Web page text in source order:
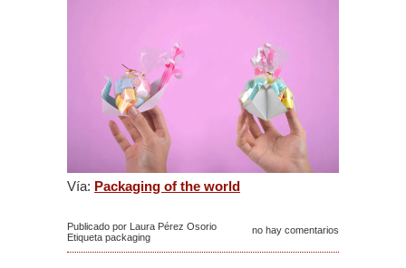
Vía: Packaging of the world
Publicado por Laura Pérez Osorio
Etiqueta packaging
no hay comentarios